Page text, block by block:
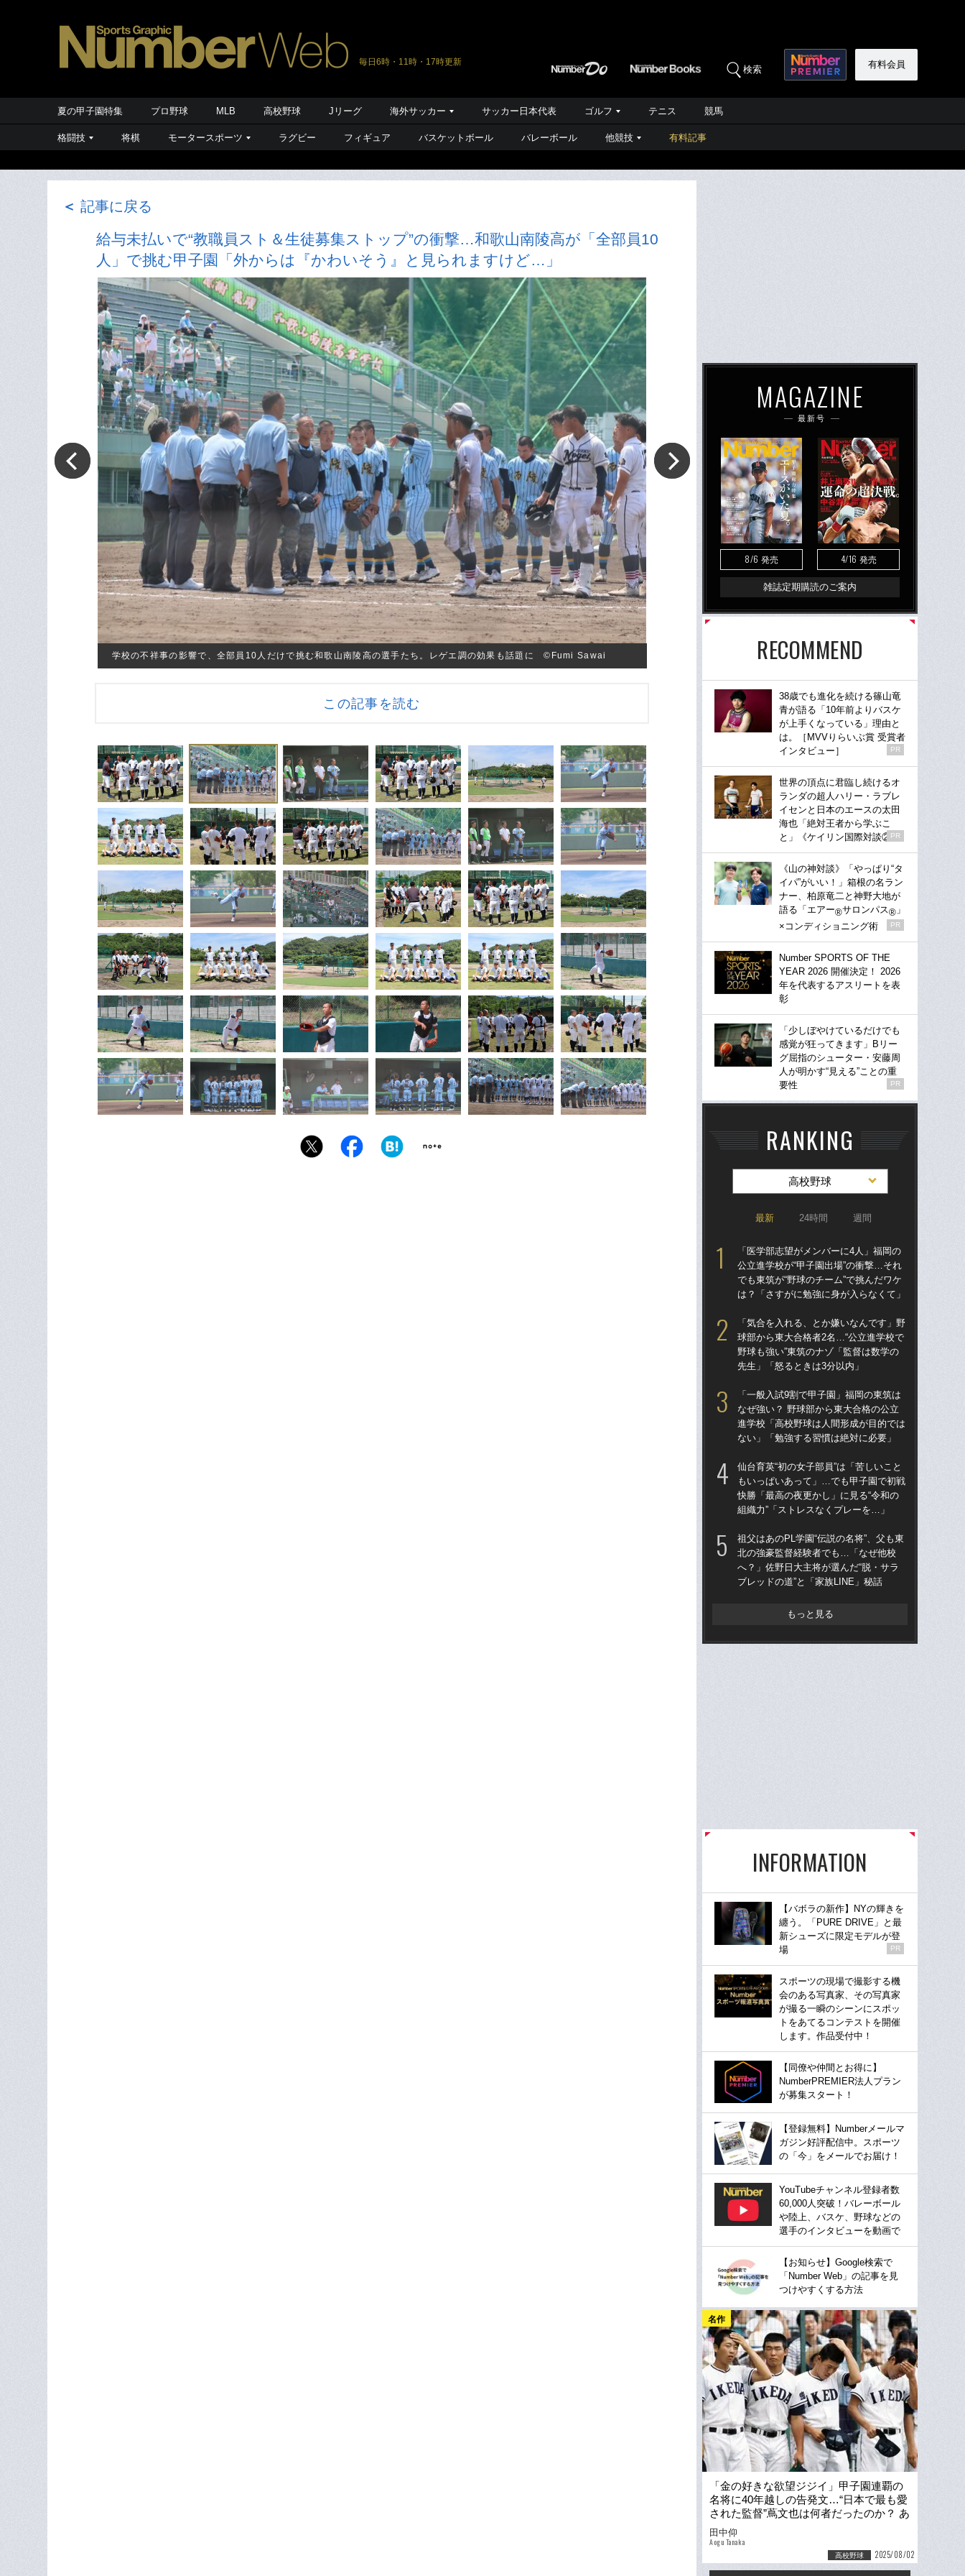
毎日6時・11時・17時更新
検索 有料会員
夏の甲子園特集 プロ野球 MLB 高校野球 Jリーグ 海外サッカー サッカー日本代表 ゴルフ テニス 競馬
格闘技 将棋 モータースポーツ ラグビー フィギュア バスケットボール バレーボール 他競技 有料記事
＜ 記事に戻る
給与未払いで“教職員スト＆生徒募集ストップ”の衝撃…和歌山南陵高が「全部員10
人」で挑む甲子園「外からは『かわいそう』と見られますけど…」
学校の不祥事の影響で、全部員10人だけで挑む和歌山南陵高の選手たち。レゲエ調の効果も話題に ©Fumi Sawai
この記事を読む
MAGAZINE
最新号
8/6 発売 4/16 発売
雑誌定期購読のご案内
RECOMMEND
38歳でも進化を続ける篠山竜
青が語る「10年前よりバスケ
が上手くなっている」理由と
は。［MVVりらいぶ賞 受賞者
インタビュー］
PR
世界の頂点に君臨し続けるオ
ランダの超人ハリー・ラブレ
イセンと日本のエースの太田
海也「絶対王者から学ぶこ
と」《ケイリン国際対談②》
PR
《山の神対談》「やっぱり“タ
イパ”がいい！」箱根の名ラン
ナー、柏原竜二と神野大地が
語る「エアー®サロンパス® 」
×コンディショニング術
PR
Number SPORTS OF THE
YEAR 2026 開催決定！ 2026
年を代表するアスリートを表
彰
「少しぼやけているだけでも
感覚が狂ってきます」Bリー
グ屈指のシューター・安藤周
人が明かす“見える”ことの重
要性
PR
RANKING
高校野球
最新 24時間 週間
「医学部志望がメンバーに4人」福岡の
公立進学校が“甲子園出場”の衝撃…それ
でも東筑が“野球のチーム”で挑んだワケ
は？「さすがに勉強に身が入らなくて」
「気合を入れる、とか嫌いなんです」野
球部から東大合格者2名…“公立進学校で
野球も強い”東筑のナゾ「監督は数学の
先生」「怒るときは3分以内」
「一般入試9割で甲子園」福岡の東筑は
なぜ強い？ 野球部から東大合格の公立
進学校「高校野球は人間形成が目的では
ない」「勉強する習慣は絶対に必要」
仙台育英“初の女子部員”は「苦しいこと
もいっぱいあって」…でも甲子園で初戦
快勝「最高の夜更かし」に見る“令和の
組織力”「ストレスなくプレーを…」
祖父はあのPL学園“伝説の名将”、父も東
北の強豪監督経験者でも…「なぜ他校
へ？」佐野日大主将が選んだ“脱・サラ
ブレッドの道”と「家族LINE」秘話
もっと見る
INFORMATION
【バボラの新作】NYの輝きを
纏う。「PURE DRIVE」と最
新シューズに限定モデルが登
場
PR
スポーツの現場で撮影する機
会のある写真家、その写真家
が撮る一瞬のシーンにスポッ
トをあてるコンテストを開催
します。作品受付中！
【同僚や仲間とお得に】
NumberPREMIER法人プラン
が募集スタート！
【登録無料】Numberメールマ
ガジン好評配信中。スポーツ
の「今」をメールでお届け！
YouTubeチャンネル登録者数
60,000人突破！バレーボール
や陸上、バスケ、野球などの
選手のインタビューを動画で
【お知らせ】Google検索で
「Number Web」の記事を見
つけやすくする方法
名作
「金の好きな欲望ジジイ」甲子園連覇の
名将に40年越しの告発文…“日本で最も愛
された監督”蔦文也は何者だったのか？ あ
のPL学園との名試合“本当の敗因”
田中仰
Aogu Tanaka
高校野球 2025/08/02